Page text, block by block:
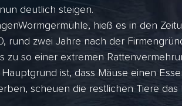
deutlich steigen.
hieß es in den
rund zwei Jahre nach der
zu so einer extremen
ist, dass Mäuse einen
scheuen die restlichen Tiere